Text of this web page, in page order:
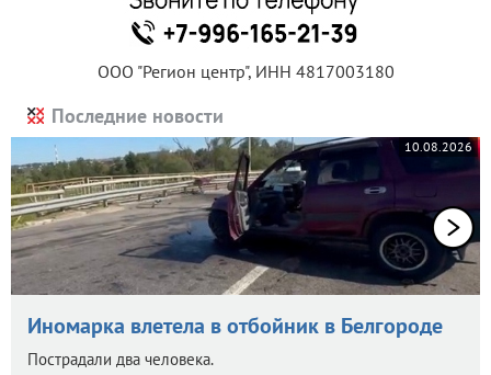
ООО "Регион центр", ИНН 4817003180
Последние новости
10.08.2026
Иномарка влетела в отбойник в Белгороде
Пострадали два человека.